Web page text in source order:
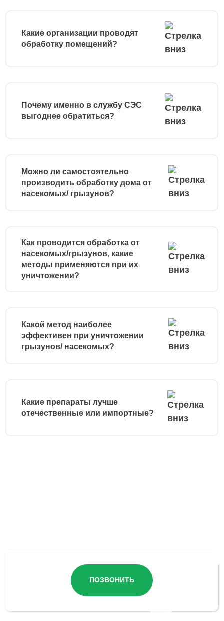
Какие организации проводят
обработку помещений?
Почему именно в службу СЭС
выгоднее обратиться?
Можно ли самостоятельно
производить обработку дома от
насекомых/ грызунов?
Как проводится обработка от
насекомых/грызунов, какие
методы применяются при их
уничтожении?
Какой метод наиболее
эффективен при уничтожении
грызунов/ насекомых?
Какие препараты лучше
отечественные или импортные?
ПОЗВОНИТЬ